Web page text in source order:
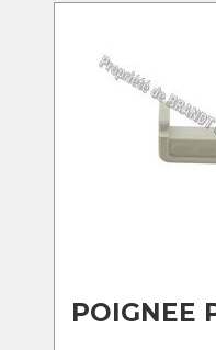
POIGNEE